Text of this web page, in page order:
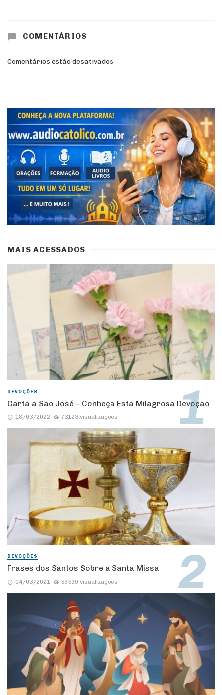
COMENTÁRIOS
Comentários estão desativados
MAIS ACESSADOS
DEVOÇÕES
Carta a São José – Conheça Esta Milagrosa Devoção
18/03/2022 73123 visualizações
DEVOÇÕES
Frases dos Santos Sobre a Santa Missa
04/03/2021 59599 visualizações